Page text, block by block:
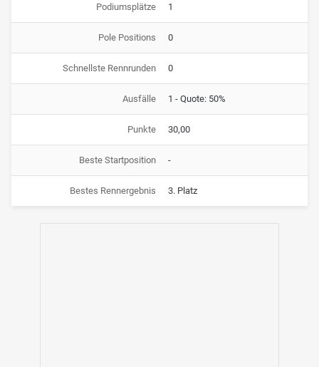
Podiumsplätze 1
Pole Positions 0
Schnellste Rennrunden 0
Ausfälle 1 - Quote: 50%
Punkte 30,00
Beste Startposition -
Bestes Rennergebnis 3. Platz